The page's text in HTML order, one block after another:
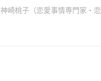
神崎桃子（恋愛事情専門家・恋